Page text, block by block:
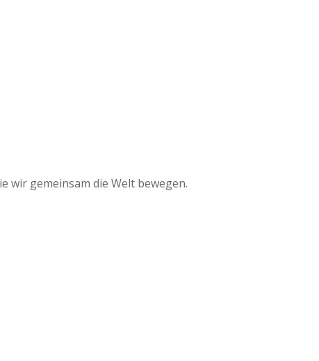
wir gemeinsam die Welt bewegen.